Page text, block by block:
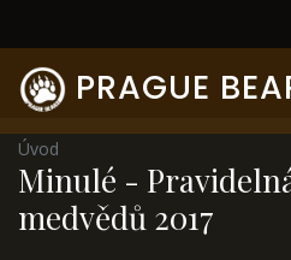
PRAGUE
Úvod
Minulé -
medvědů 2017